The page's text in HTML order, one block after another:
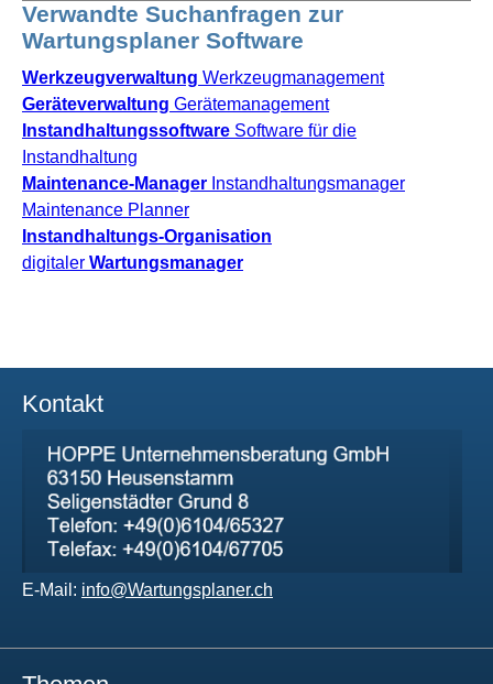
Verwandte Suchanfragen zur
Wartungsplaner Software
Werkzeugverwaltung Werkzeugmanagement
Geräteverwaltung Gerätemanagement
Instandhaltungssoftware Software für die
Instandhaltung
Maintenance-Manager Instandhaltungsmanager
Maintenance Planner
Instandhaltungs-Organisation
digitaler Wartungsmanager
Kontakt
E-Mail: info@Wartungsplaner.ch